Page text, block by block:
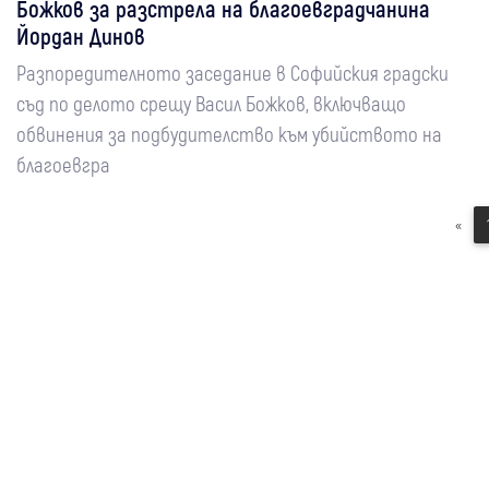
Божков за разстрела на благоевградчанина
Йордан Динов
Разпоредителното заседание в Софийския градски
съд по делото срещу Васил Божков, включващо
обвинения за подбудителство към убийството на
благоевгра
«